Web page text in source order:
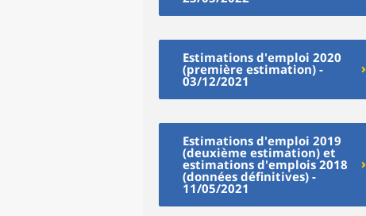
Estimations d'emploi 2020
(première estimation) -
03/12/2021
Estimations d'emploi 2019
(deuxième estimation) et
estimations d'emplois 2018
(données définitives) -
11/05/2021